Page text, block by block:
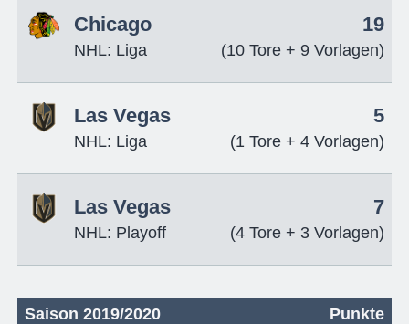
Chicago
NHL: Liga
19
(10 Tore + 9 Vorlagen)
Las Vegas
NHL: Liga
5
(1 Tore + 4 Vorlagen)
Las Vegas
NHL: Playoff
7
(4 Tore + 3 Vorlagen)
Saison 2019/2020 Punkte